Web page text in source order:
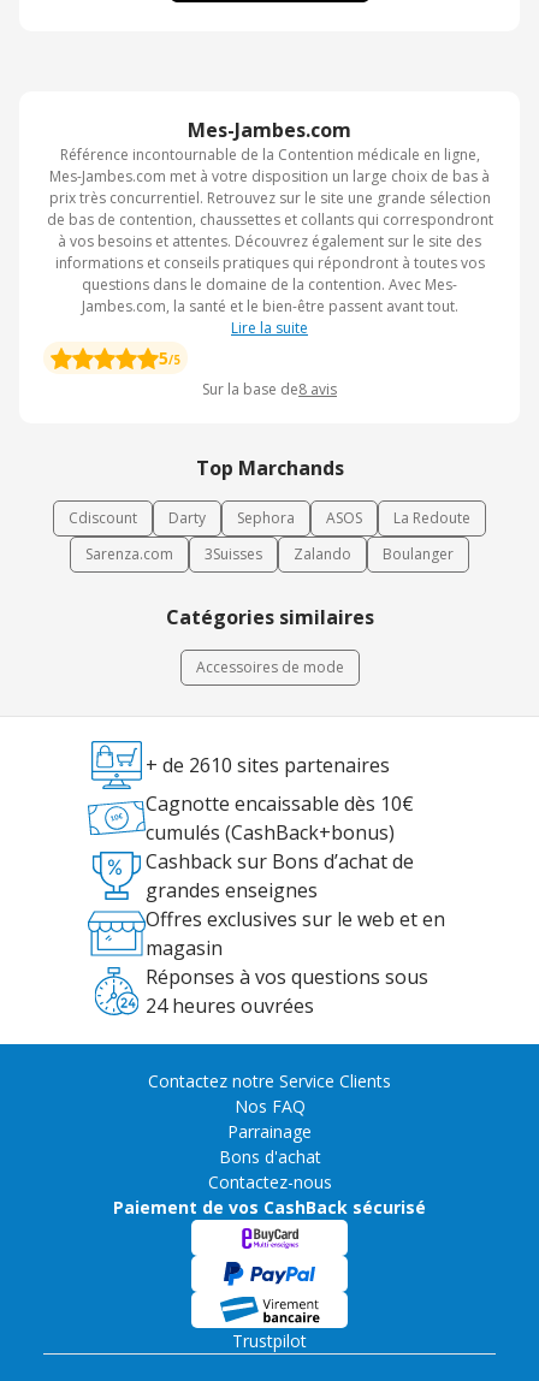
Mes-Jambes.com
Référence incontournable de la Contention médicale en ligne,
Mes-Jambes.com met à votre disposition un large choix de bas à
prix très concurrentiel. Retrouvez sur le site une grande sélection
de bas de contention, chaussettes et collants qui correspondront
à vos besoins et attentes. Découvrez également sur le site des
informations et conseils pratiques qui répondront à toutes vos
questions dans le domaine de la contention. Avec Mes-
Jambes.com, la santé et le bien-être passent avant tout.
Lire la suite
5/5
Sur la base de8 avis
Top Marchands
Cdiscount Darty Sephora ASOS
La Redoute
Sarenza.com
3Suisses Zalando Boulanger
Catégories similaires
Accessoires de mode
+ de 2610 sites partenaires
Cagnotte encaissable dès 10€
cumulés (CashBack+bonus)
Cashback sur Bons d’achat de
grandes enseignes
Offres exclusives sur le web et en
magasin
Réponses à vos questions sous
24 heures ouvrées
Contactez notre Service Clients
Nos FAQ
Parrainage
Bons d'achat
Contactez-nous
Paiement de vos CashBack sécurisé
Trustpilot